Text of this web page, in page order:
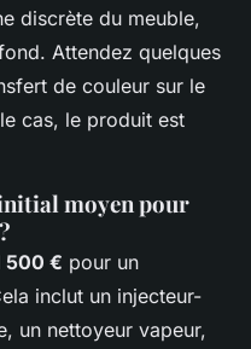
discrète du meuble,
Attendez quelques
de couleur sur le
cas, le produit est
moyen pour
500 € pour un
inclut un injecteur-
un nettoyeur vapeur,